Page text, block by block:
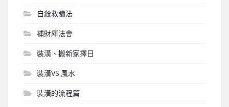
自殺救贖法
補財庫法會
裝潢、搬新家擇日
裝潢VS.風水
裝潢的流程篇